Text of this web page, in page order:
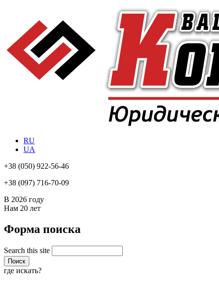
RU
UA
+38 (050) 922-56-46
+38 (097) 716-70-09
В 2026 году
Нам 20 лет
Форма поиска
Search this site
где искать?